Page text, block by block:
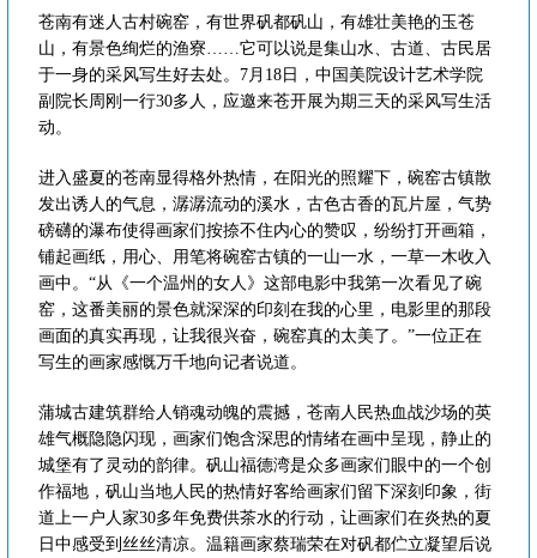
苍南有迷人古村碗窑，有世界矾都矾山，有雄壮美艳的玉苍
山，有景色绚烂的渔寮……它可以说是集山水、古道、古民居
于一身的采风写生好去处。7月18日，中国美院设计艺术学院
副院长周刚一行30多人，应邀来苍开展为期三天的采风写生活
动。
进入盛夏的苍南显得格外热情，在阳光的照耀下，碗窑古镇散
发出诱人的气息，潺潺流动的溪水，古色古香的瓦片屋，气势
磅礴的瀑布使得画家们按捺不住内心的赞叹，纷纷打开画箱，
铺起画纸，用心、用笔将碗窑古镇的一山一水，一草一木收入
画中。“从《一个温州的女人》这部电影中我第一次看见了碗
窑，这番美丽的景色就深深的印刻在我的心里，电影里的那段
画面的真实再现，让我很兴奋，碗窑真的太美了。”一位正在
写生的画家感慨万千地向记者说道。
蒲城古建筑群给人销魂动魄的震撼，苍南人民热血战沙场的英
雄气概隐隐闪现，画家们饱含深思的情绪在画中呈现，静止的
城堡有了灵动的韵律。矾山福德湾是众多画家们眼中的一个创
作福地，矾山当地人民的热情好客给画家们留下深刻印象，街
道上一户人家30多年免费供茶水的行动，让画家们在炎热的夏
日中感受到丝丝清凉。温籍画家蔡瑞荣在对矾都伫立凝望后说